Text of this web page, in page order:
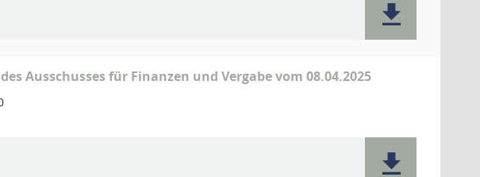
Ausschusses für Finanzen und Vergabe vom 08.04.2025